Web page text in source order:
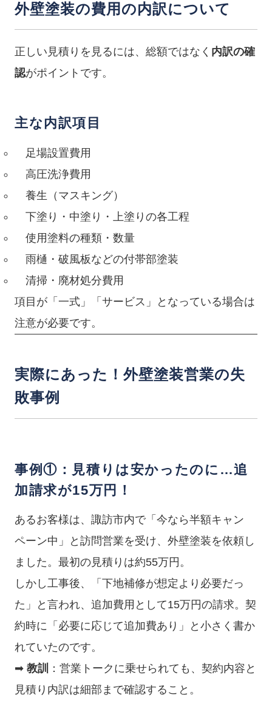
外壁塗装の費用の内訳について
正しい見積りを見るには、総額ではなく 内訳の確
認がポイントです。
主な内訳項目
足場設置費用
高圧洗浄費用
養生（マスキング）
下塗り・中塗り・上塗りの各工程
使用塗料の種類・数量
雨樋・破風板などの付帯部塗装
清掃・廃材処分費用
項目が「一式」「サービス」となっている場合は
注意が必要です。
実際にあった！外壁塗装営業の失
敗事例
事例①：見積りは安かったのに…追
加請求が15万円！
あるお客様は、諏訪市内で「今なら半額キャン
ペーン中」と訪問営業を受け、外壁塗装を依頼し
ました。最初の見積りは約55万円。
しかし工事後、「下地補修が想定より必要だっ
た」と言われ、追加費用として15万円の請求。契
約時に「必要に応じて追加費あり」と小さく書か
れていたのです。
➡ 教訓
：営業トークに乗せられても、契約内容と
見積り内訳は細部まで確認すること。